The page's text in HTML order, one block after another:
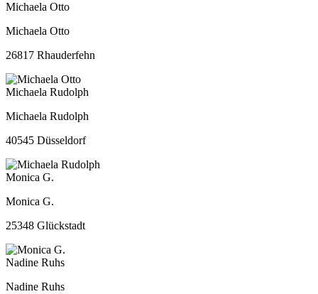
Michaela Otto
Michaela Otto
26817 Rhauderfehn
Michaela Rudolph
Michaela Rudolph
40545 Düsseldorf
Monica G.
Monica G.
25348 Glückstadt
Nadine Ruhs
Nadine Ruhs